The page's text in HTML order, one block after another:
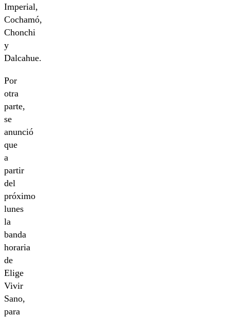
Imperial,
Cochamó,
Chonchi
y
Dalcahue.
Por
otra
parte,
se
anunció
que
a
partir
del
próximo
lunes
la
banda
horaria
de
Elige
Vivir
Sano,
para